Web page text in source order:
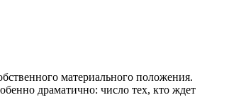
материального положения.
драматично: число тех, кто ждет